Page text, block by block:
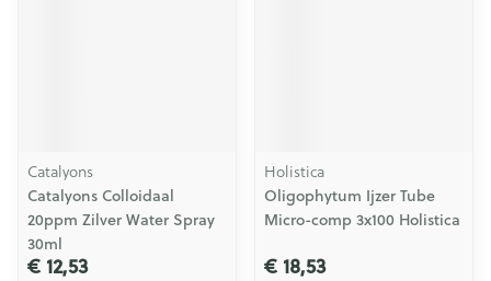
Catalyons
Catalyons Colloidaal
20ppm Zilver Water Spray
30ml
€ 12,53
Holistica
Oligophytum Ijzer Tube
Micro-comp 3x100 Holistica
€ 18,53